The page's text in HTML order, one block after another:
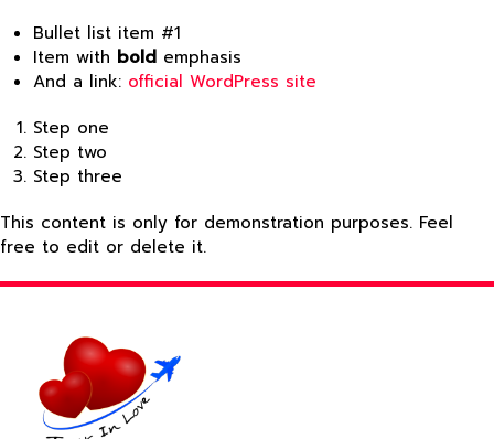
Bullet list item #1
Item with bold emphasis
And a link: official WordPress site
Step one
Step two
Step three
This content is only for demonstration purposes. Feel
free to edit or delete it.